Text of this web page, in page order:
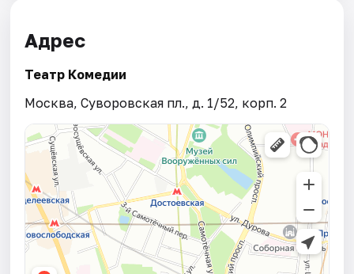
Адрес
Театр Комедии
Москва, Суворовская пл., д. 1/52, корп. 2